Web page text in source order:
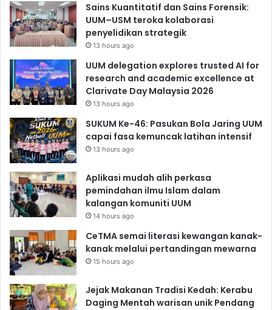
Sains Kuantitatif dan Sains Forensik:
UUM–USM teroka kolaborasi
penyelidikan strategik
13 hours ago
UUM delegation explores trusted AI for
research and academic excellence at
Clarivate Day Malaysia 2026
13 hours ago
SUKUM Ke-46: Pasukan Bola Jaring UUM
capai fasa kemuncak latihan intensif
13 hours ago
Aplikasi mudah alih perkasa
pemindahan ilmu Islam dalam
kalangan komuniti UUM
14 hours ago
CeTMA semai literasi kewangan kanak-
kanak melalui pertandingan mewarna
15 hours ago
Jejak Makanan Tradisi Kedah: Kerabu
Daging Mentah warisan unik Pendang